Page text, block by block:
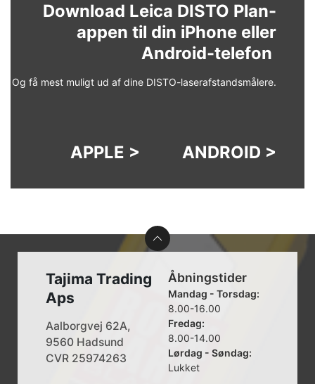
Download Leica DISTO Plan-
appen til din iPhone eller
Android-telefon
Og få mest muligt ud af dine DISTO-laserafstandsmålere.
APPLE > ANDROID >
Tajima Trading
Aps
Aalborgvej 62A,
9560 Hadsund
CVR 25974263
Åbningstider
Mandag - Torsdag:
8.00-16.00
Fredag:
8.00-14.00
Lørdag - Søndag:
Lukket